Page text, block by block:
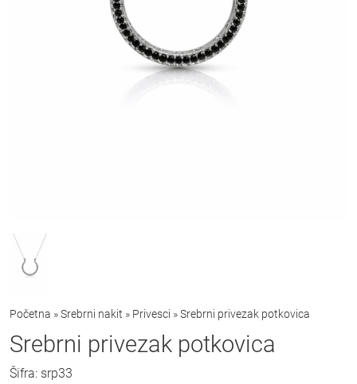
Početna »Srebrni nakit » Privesci »Srebrni privezak potkovica
Srebrni privezak potkovica
Šifra: srp33